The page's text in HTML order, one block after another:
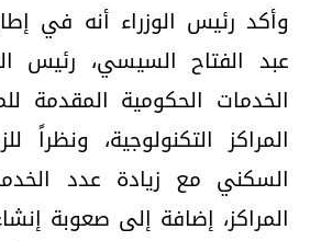
وأكد رئيس الوزراء أنه في
عبد الفتاح السيسي، رئيس
الخدمات الحكومية المقدمة
المراكز التكنولوجية، ونظراً
السكني مع زيادة عدد
المراكز، إضافة إلى صعوبة